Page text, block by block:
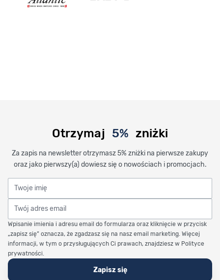
Otrzymaj 5% zniżki
Za zapis na newsletter otrzymasz 5% zniżki na pierwsze zakupy
oraz jako pierwszy(a) dowiesz się o nowościach i promocjach.
Twoje imię
Twój adres email
Wpisanie imienia i adresu email do formularza oraz kliknięcie w przycisk
„zapisz się” oznacza, że zgadzasz się na nasz email marketing. Więcej
informacji, w tym o przysługujących Ci prawach, znajdziesz w Polityce
prywatności.
Zapisz się